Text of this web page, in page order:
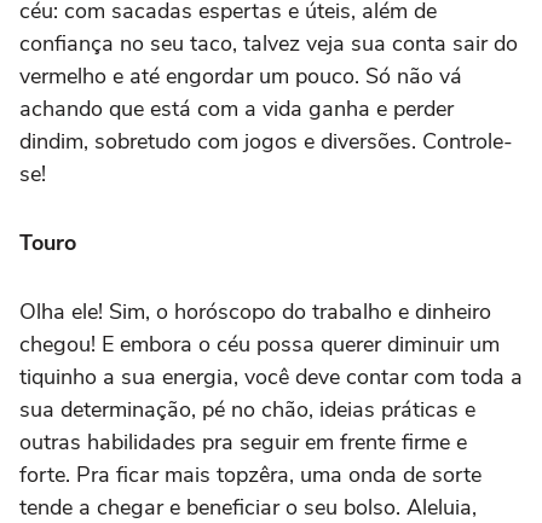
céu: com sacadas espertas e úteis, além de
confiança no seu taco, talvez veja sua conta sair do
vermelho e até engordar um pouco. Só não vá
achando que está com a vida ganha e perder
dindim, sobretudo com jogos e diversões. Controle-
se!
Touro
Olha ele! Sim, o horóscopo do trabalho e dinheiro
chegou! E embora o céu possa querer diminuir um
tiquinho a sua energia, você deve contar com toda a
sua determinação, pé no chão, ideias práticas e
outras habilidades pra seguir em frente firme e
forte. Pra ficar mais topzêra, uma onda de sorte
tende a chegar e beneficiar o seu bolso. Aleluia,